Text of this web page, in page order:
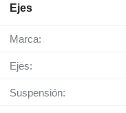
Ejes
Marca:
Ejes:
Suspensión: